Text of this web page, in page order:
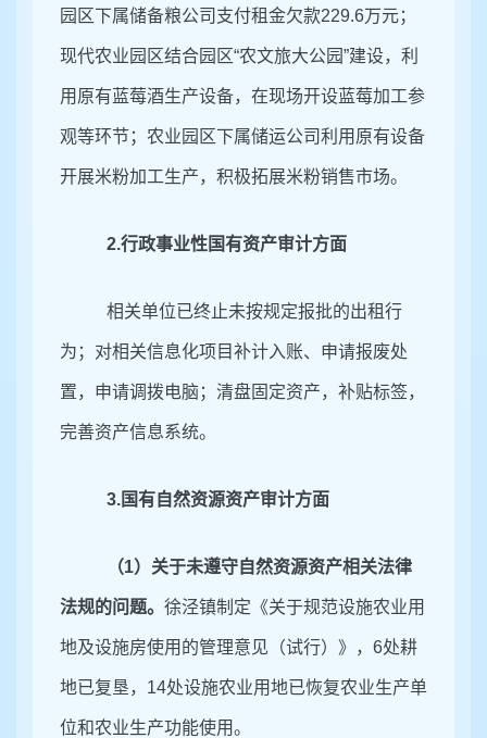
园区下属储备粮公司支付租金欠款229.6万元；
现代农业园区结合园区“农文旅大公园”建设，利
用原有蓝莓酒生产设备，在现场开设蓝莓加工参
观等环节；农业园区下属储运公司利用原有设备
开展米粉加工生产，积极拓展米粉销售市场。
2.行政事业性国有资产审计方面
相关单位已终止未按规定报批的出租行
为；对相关信息化项目补计入账、申请报废处
置，申请调拨电脑；清盘固定资产，补贴标签，
完善资产信息系统。
3.国有自然资源资产审计方面
（1）关于未遵守自然资源资产相关法律
法规的问题。 徐泾镇制定《关于规范设施农业用
地及设施房使用的管理意见（试行）》， 6处耕
地已复垦， 14处设施农业用地已恢复农业生产单
位和农业生产功能使用。